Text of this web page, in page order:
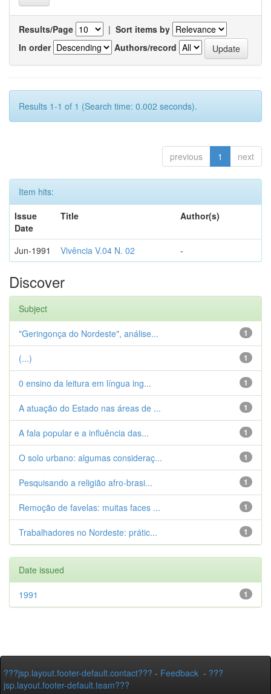
Results/Page | Sort items by
In order
Authors/record
Results 1-1 of 1 (Search time: 0.002 seconds).
previous 1 next
Item hits:
Issue
Date
Title Author(s)
Jun-1991 Vivência V.04 N. 02 -
Discover
Subject
1
"Geringonça do Nordeste", análise...
1
(...)
1
0 ensino da leitura em língua ing...
1
A atuação do Estado nas áreas de ...
1
A fala popular e a influência das...
1
O solo urbano: algumas consideraç...
1
Pesquisando a religião afro-brasi...
1
Remoção de favelas: muitas faces ...
1
Trabalhadores no Nordeste: prátic...
Date issued
1
1991
???jsp.layout.footer-default.contact??? - Feedback - ???
jsp.layout.footer-default.team???